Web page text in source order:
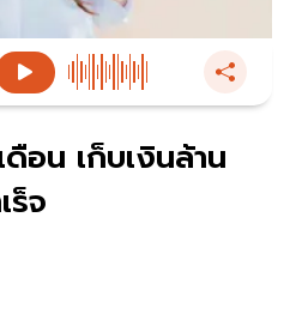
อน เก็บเงินล้าน
ร็จ